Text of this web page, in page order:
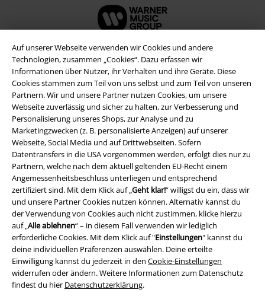
Auf unserer Webseite verwenden wir Cookies und andere
Technologien, zusammen „Cookies“. Dazu erfassen wir
Informationen über Nutzer, ihr Verhalten und ihre Geräte. Diese
Cookies stammen zum Teil von uns selbst und zum Teil von unseren
Partnern. Wir und unsere Partner nutzen Cookies, um unsere
Webseite zuverlässig und sicher zu halten, zur Verbesserung und
Personalisierung unseres Shops, zur Analyse und zu
Marketingzwecken (z. B. personalisierte Anzeigen) auf unserer
Webseite, Social Media und auf Drittwebseiten. Sofern
Datentransfers in die USA vorgenommen werden, erfolgt dies nur zu
Partnern, welche nach dem aktuell geltenden EU-Recht einem
Angemessenheitsbeschluss unterliegen und entsprechend
zertifiziert sind. Mit dem Klick auf „Geht klar!“ willigst du ein, dass wir
und unsere Partner Cookies nutzen können. Alternativ kannst du
der Verwendung von Cookies auch nicht zustimmen, klicke hierzu
auf „Alle ablehnen“ – in diesem Fall verwenden wir lediglich
erforderliche Cookies. Mit dem Klick auf "Einstellungen" kannst du
deine individuellen Präferenzen auswählen. Deine erteilte
Einwilligung kannst du jederzeit in den Cookie-Einstellungen
widerrufen oder ändern. Weitere Informationen zum Datenschutz
findest du hier Datenschutzerklärung.
Rechtliches
AGB
Impressum
Datenschutz
Entsorgung und Umweltschutz
Konformitätserklärung